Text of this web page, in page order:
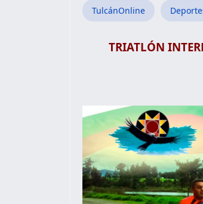
TulcánOnline
TRIATLÓN